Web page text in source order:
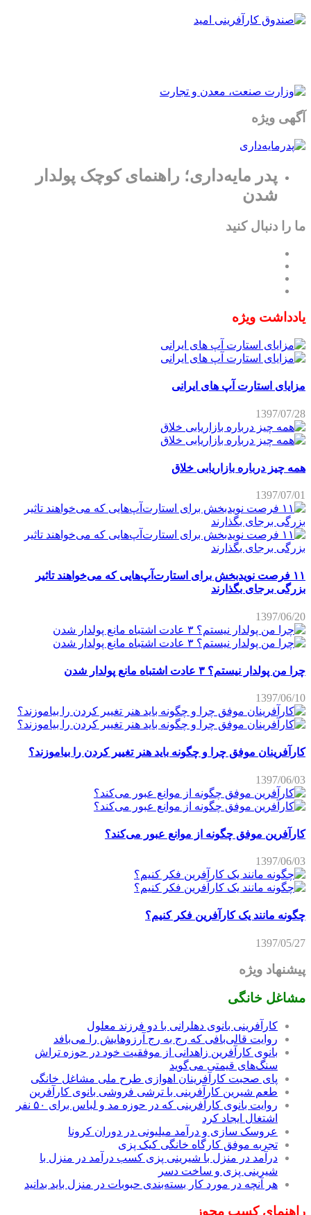
آگهی ویژه
پدر مایه‌داری؛ راهنمای کوچک پولدار
شدن
ما را دنبال کنید
یادداشت ویژه
مزایای استارت آپ های ایرانی
1397/07/28
همه چیز درباره بازاریابی خلاق
1397/07/01
۱۱ فرصت نویدبخش برای استارت‌آپ‌هایی که می‌خواهند تاثیر
بزرگی برجای بگذارند
1397/06/20
چرا من پولدار نیستم؟ ۳ عادت اشتباه مانع پولدار شدن
1397/06/10
کارآفرینان موفق چرا و چگونه باید هنر تغییر کردن را بیاموزند؟
1397/06/03
کارآفرین موفق چگونه از موانع عبور می‌کند؟
1397/06/03
چگونه مانند یک کارآفرین فکر کنیم؟
1397/05/27
پیشنهاد ویژه
مشاغل خانگی
کارآفرینی بانوی دهلرانی با دو فرزند معلول
روایت قالی‌بافی که رج به رج آرزوهایش را می‌بافد
بانوی کارآفرین زاهدانی از موفقیت خود در حوزه تراش
سنگ‌های قیمتی می‌گوید
پای صحبت کارآفرینان اهوازی طرح ملی مشاغل خانگی
طعم شیرین کارآفرینی با ترشی فروشی بانوی کارآفرین
روایت بانوی کارآفرینی که در حوزه مد و لباس برای ۵۰ نفر
اشتغال ایجاد کرد
عروسک سازی و درآمد میلیونی در دوران کرونا
تجربه موفق کارگاه خانگی کیک پزی
درآمد در منزل با شیرینی پزی کسب درآمد در منزل با
شیرینی پزی و ساخت دسر
هر آنچه در مورد کار بسته‌بندی حبوبات در منزل باید بدانید
راهنمای کسب مجوز